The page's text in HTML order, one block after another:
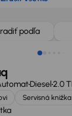
podľa
DPH
Diesel2.0
Servisná knižka